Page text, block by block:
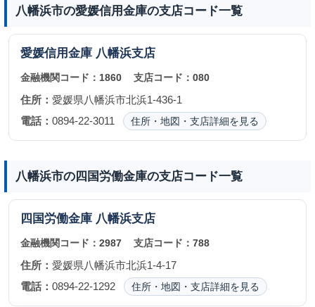
八幡浜市の愛媛信用金庫の支店コード一覧
愛媛信用金庫 八幡浜支店
金融機関コード： 1860 支店コード：080
住所： 愛媛県八幡浜市北浜1-436-1
電話： 0894-22-3011 住所・地図・支店詳細を見る
八幡浜市の四国労働金庫の支店コード一覧
四国労働金庫 八幡浜支店
金融機関コード： 2987 支店コード：788
住所： 愛媛県八幡浜市北浜1-4-17
電話： 0894-22-1292 住所・地図・支店詳細を見る